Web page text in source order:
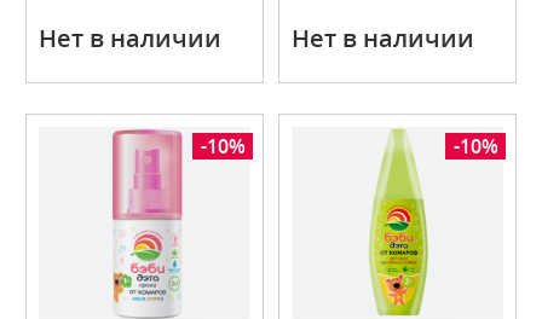
Нет в наличии Нет в наличии
-10% -10%